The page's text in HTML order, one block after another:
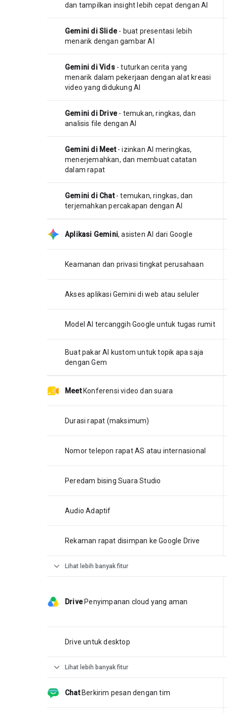
dan tampilkan insight lebih cepat dengan AI
Gemini di Slide- buat presentasi lebih
menarik dengan gambar AI
Gemini di Vids- tuturkan cerita yang
menarik dalam pekerjaan dengan alat kreasi
video yang didukung AI
Gemini di Drive- temukan, ringkas, dan
analisis file dengan AI
Gemini di Meet- izinkan AI meringkas,
menerjemahkan, dan membuat catatan
dalam rapat
Gemini di Chat- temukan, ringkas, dan
terjemahkan percakapan dengan AI
Aplikasi Gemini,asisten AI dari Google
Keamanan dan privasi tingkat perusahaan
Akses aplikasi Gemini di web atau seluler
Model AI tercanggih Google untuk tugas rumit
Buat pakar AI kustom untuk topik apa saja
dengan Gem
Meet Konferensi video dan suara
Durasi rapat (maksimum)
Nomor telepon rapat AS atau internasional
Peredam bising Suara Studio
Audio Adaptif
Rekaman rapat disimpan ke Google Drive
expand_more Lihat lebih banyak fitur
Drive Penyimpanan cloud yang aman
Drive untuk desktop
expand_more Lihat lebih banyak fitur
Chat Berkirim pesan dengan tim